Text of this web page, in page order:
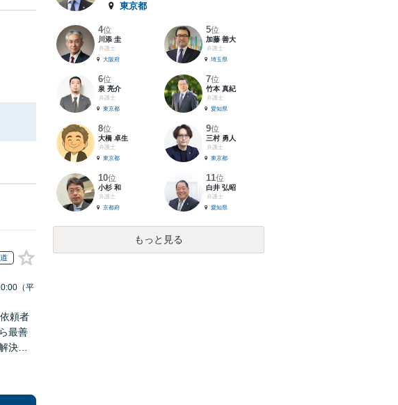
（平
頼者
最善
決の
東京都
4位
川添 圭
弁護士
大阪府
5位
加藤 善大
弁護士
埼玉県
6位
泉 亮介
弁護士
東京都
7位
竹本 真紀
弁護士
愛知県
8位
大橋 卓生
弁護士
東京都
9位
三村 勇人
弁護士
東京都
10位
小杉 和
弁護士
京都府
11位
白井 弘昭
弁護士
愛知県
もっと見る